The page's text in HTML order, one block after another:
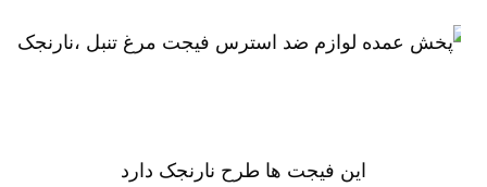
این فیجت ها طرح نارنجک دارد